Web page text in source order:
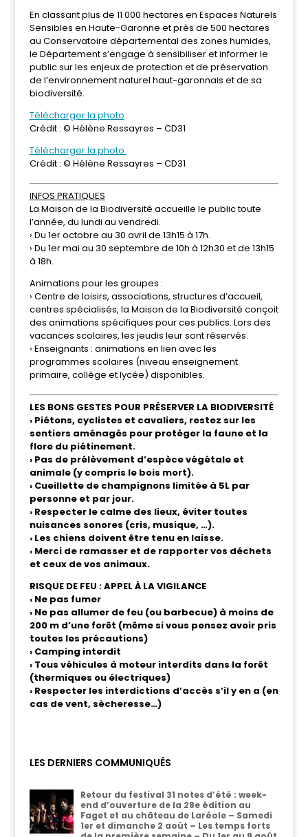
En classant plus de 11 000 hectares en Espaces Naturels
Sensibles en Haute-Garonne et près de 500 hectares
au Conservatoire départemental des zones humides,
le Département s’engage à sensibiliser et informer le
public sur les enjeux de protection et de préservation
de l’environnement naturel haut-garonnais et de sa
biodiversité.
Télécharger la photo
Crédit : © Hélène Ressayres – CD31
Télécharger la photo
Crédit : © Hélène Ressayres – CD31
INFOS PRATIQUES
La Maison de la Biodiversité accueille le public toute
l’année, du lundi au vendredi.
› Du 1er octobre au 30 avril de 13h15 à 17h.
› Du 1er mai au 30 septembre de 10h à 12h30 et de 13h15
à 18h.
Animations pour les groupes :
› Centre de loisirs, associations, structures d’accueil,
centres spécialisés, la Maison de la Biodiversité conçoit
des animations spécifiques pour ces publics. Lors des
vacances scolaires, les jeudis leur sont réservés.
› Enseignants : animations en lien avec les
programmes scolaires (niveau enseignement
primaire, collège et lycée) disponibles.
LES BONS GESTES POUR PRÉSERVER LA BIODIVERSITÉ
› Piétons, cyclistes et cavaliers, restez sur les
sentiers aménagés pour protéger la faune et la
flore du piétinement.
› Pas de prélèvement d’espèce végétale et
animale (y compris le bois mort).
› Cueillette de champignons limitée à 5L par
personne et par jour.
› Respecter le calme des lieux, éviter toutes
nuisances sonores (cris, musique, …).
› Les chiens doivent être tenu en laisse.
› Merci de ramasser et de rapporter vos déchets
et ceux de vos animaux.
RISQUE DE FEU : APPEL À LA VIGILANCE
› Ne pas fumer
› Ne pas allumer de feu (ou barbecue) à moins de
200 m d’une forêt (même si vous pensez avoir pris
toutes les précautions)
› Camping interdit
› Tous véhicules à moteur interdits dans la forêt
(thermiques ou électriques)
› Respecter les interdictions d’accès s’il y en a (en
cas de vent, sècheresse…)
LES DERNIERS COMMUNIQUÉS
Retour du festival 31 notes d’été : week-
end d’ouverture de la 28e édition au
Faget et au château de Laréole – Samedi
1er et dimanche 2 août – Les temps forts